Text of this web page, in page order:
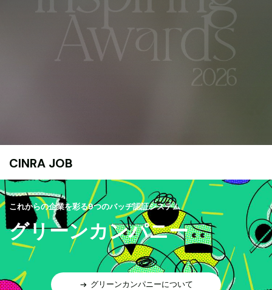
CINRA JOB
これからの企業を彩る9つのバッヂ認証システム
グリーンカンパニー
グリーンカンパニーについて